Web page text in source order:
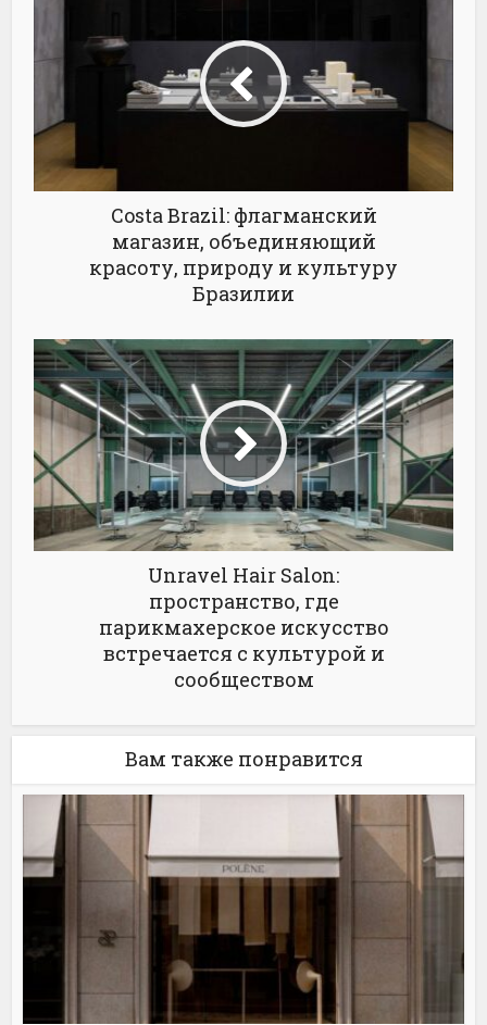
Costa Brazil: флагманский
магазин, объединяющий
красоту, природу и культуру
Бразилии
Unravel Hair Salon:
пространство, где
парикмахерское искусство
встречается с культурой и
сообществом
Вам также понравится